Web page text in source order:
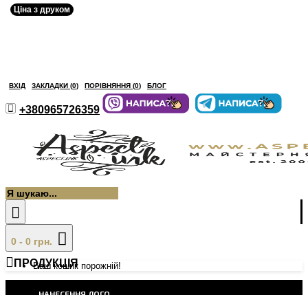
ВХІД ЗАКЛАДКИ (0) ПОРІВНЯННЯ (0) БЛОГ
+380965726359
0 - 0 грн.
Ваш кошик порожній!
ПРОДУКЦІЯ
Ціна з друком